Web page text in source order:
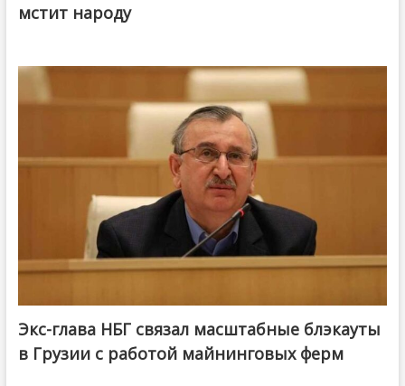
мстит народу
Экс-глава НБГ связал масштабные блэкауты
в Грузии с работой майнинговых ферм